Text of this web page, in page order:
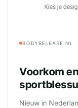
BODYRELEASE.NL
Voorkom
Nieuw in